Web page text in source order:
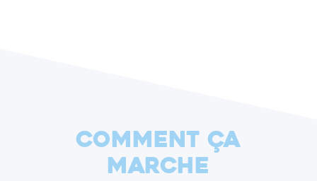
COMMENT ÇA
MARCHE